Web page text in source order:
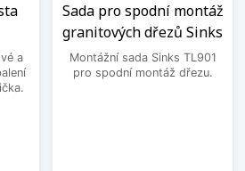
a
Sada pro spodní montáž
granitových dřezů Sinks
Montážní sada Sinks TL901
pro spodní montáž dřezu.